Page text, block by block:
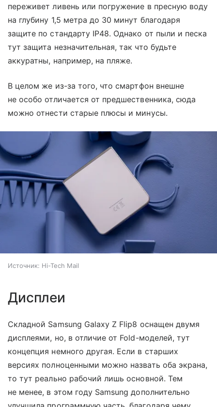
переживет ливень или погружение в пресную воду
на глубину 1,5 метра до 30 минут благодаря
защите по стандарту IP48. Однако от пыли и песка
тут защита незначительная, так что будьте
аккуратны, например, на пляже.
В целом же из-за того, что смартфон внешне
не особо отличается от предшественника, сюда
можно отнести старые плюсы и минусы.
Источник: Hi-Tech Mail
Дисплеи
Складной Samsung Galaxy Z Flip8 оснащен двумя
дисплеями, но, в отличие от Fold-моделей, тут
концепция немного другая. Если в старших
версиях полноценными можно назвать оба экрана,
то тут реально рабочий лишь основной. Тем
не менее, в этом году Samsung дополнительно